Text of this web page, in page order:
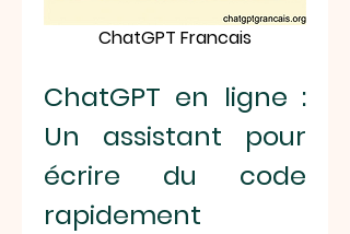
ChatGPT Francais
ChatGPT en ligne :
Un assistant pour
écrire du code
rapidement